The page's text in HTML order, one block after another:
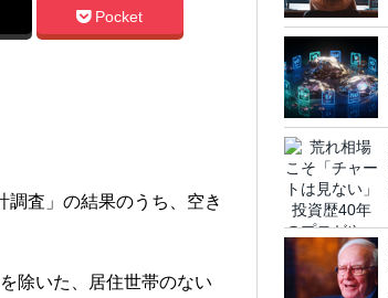
Pocket
査」の結果のうち、空き
除いた、居住世帯のない